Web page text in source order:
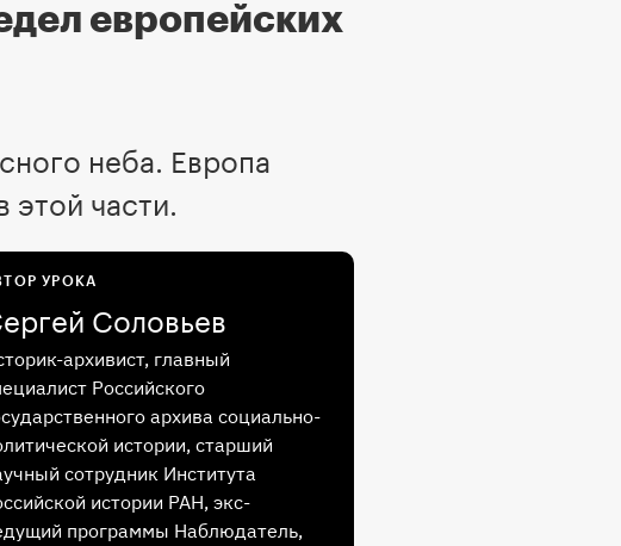
европейских
неба. Европа
этой части.
УРОКА
Соловьев
архивист, главный
Российского
архива социально-
истории, старший
сотрудник Института
истории РАН, экс-
программы Наблюдатель,